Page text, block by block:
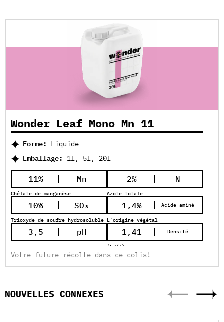
Wonder Leaf Mono Mn 11
Forme:
Liquide
Emballage:
1l, 5l, 20l
11% Mn
Chélate de manganèse
2% N
Azote totale
10% SO₃
Trioxyde de soufre hydrosoluble
1,4% Acide aminé
L`origine végétal
3,5 pH 1,41 Densité
(kg/l)
Votre future récolte dans ce colis!
NOUVELLES CONNEXES